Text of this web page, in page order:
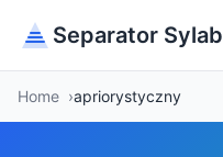
Separator Sylab
Home apriorystyczny